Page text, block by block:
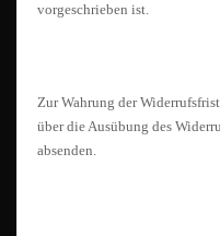
vorgeschrieben ist.
Zur Wahrung der
über die Ausübung des
absenden.